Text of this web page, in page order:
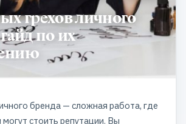
грехов личного
по их
бренда — сложная работа, где
стоить репутации. Вы